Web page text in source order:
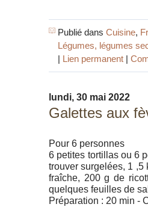
Publié dans Cuisine,
Légumes, légumes
| Lien permanent |
lundi, 30 mai 2022
Galettes aux
Pour 6 personnes
6 petites tortillas ou 6
trouver surgelées, 1 ,5
fraîche, 200 g de
quelques feuilles de
Préparation : 20 min -